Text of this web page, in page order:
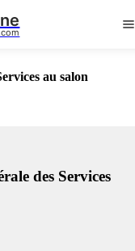
au salon
des Services